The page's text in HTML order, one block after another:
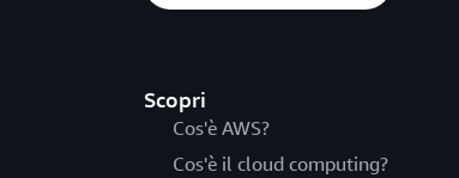
Scopri
Cos'è AWS?
Cos'è il cloud computing?